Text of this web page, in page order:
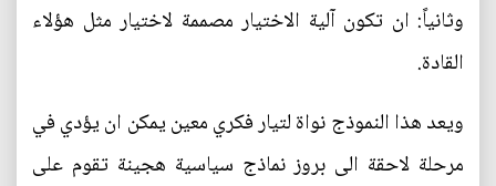
وثانياً: ان تكون آلية الاختيار مصممة لاختيار مثل هؤلاء
القادة.
ويعد هذا النموذج نواة لتيار فكري معين يمكن ان يؤدي في
مرحلة لاحقة الى بروز نماذج سياسية هجينة تقوم على